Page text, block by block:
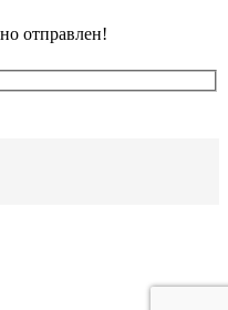
отправлен!